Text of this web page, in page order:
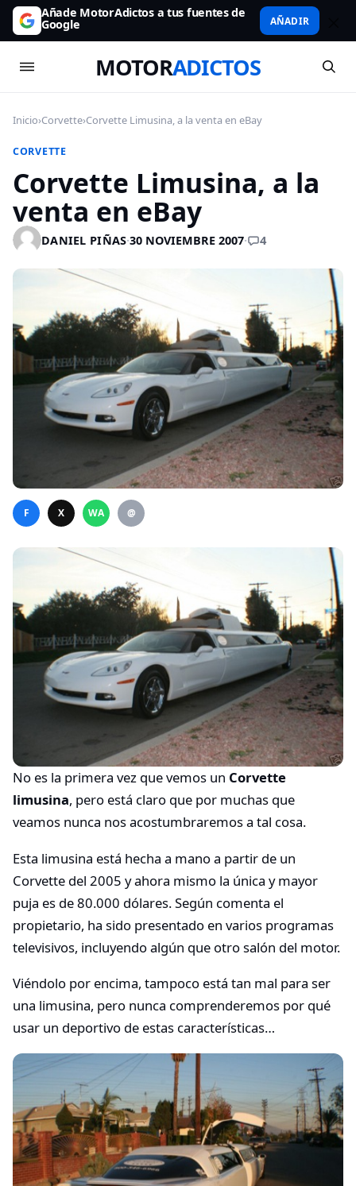
Añade MotorAdictos a tus fuentes de
Google AÑADIR
MOTORADICTOS
Inicio›Corvette›Corvette Limusina, a la venta en eBay
CORVETTE
Corvette Limusina, a la
venta en eBay
DANIEL PIÑAS·30 NOVIEMBRE 2007· 4
F X WA @
No es la primera vez que vemos un Corvette
limusina, pero está claro que por muchas que
veamos nunca nos acostumbraremos a tal cosa.
Esta limusina está hecha a mano a partir de un
Corvette del 2005 y ahora mismo la única y mayor
puja es de 80.000 dólares. Según comenta el
propietario, ha sido presentado en varios programas
televisivos, incluyendo algún que otro salón del motor.
Viéndolo por encima, tampoco está tan mal para ser
una limusina, pero nunca comprenderemos por qué
usar un deportivo de estas características…